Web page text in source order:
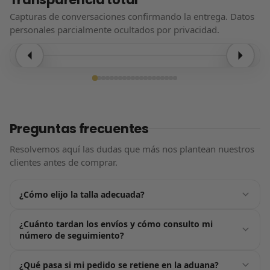
Capturas de conversaciones confirmando la entrega. Datos
personales parcialmente ocultados por privacidad.
Preguntas frecuentes
Resolvemos aquí las dudas que más nos plantean nuestros
clientes antes de comprar.
¿Cómo elijo la talla adecuada?
guía de tallas, pensada para ayudarte a acertar a la
primera. Por lo general, nuestros productos tallan de forma
¿Cuánto tardan los envíos y cómo consulto mi
número de seguimiento?
¿Qué pasa si mi pedido se retiene en la aduana?